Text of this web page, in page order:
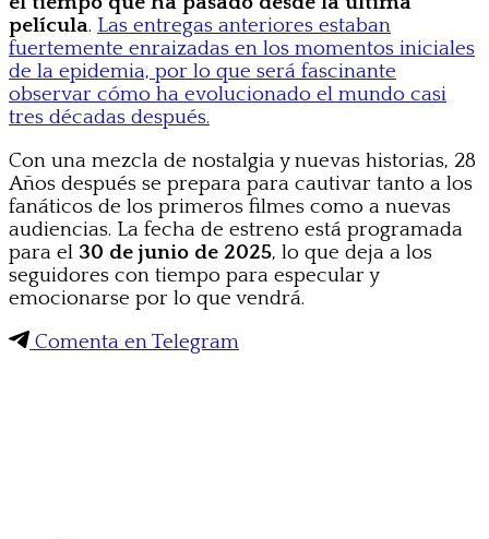
película. Las entregas anteriores estaban
fuertemente enraizadas en los momentos iniciales
de la epidemia, por lo que será fascinante
observar cómo ha evolucionado el mundo casi
tres décadas después.
Con una mezcla de nostalgia y nuevas historias, 28
Años después se prepara para cautivar tanto a los
fanáticos de los primeros filmes como a nuevas
audiencias. La fecha de estreno está programada
para el 30 de junio de 2025, lo que deja a los
seguidores con tiempo para especular y
emocionarse por lo que vendrá.
Comenta en Telegram